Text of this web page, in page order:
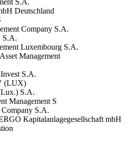
Deutschland
Company S.A.
S.A.
Luxembourg S.A.
Management
S.A.
(LUX)
S.A.
Management S
S.A.
Kapitalanlagegesellschaft mbH